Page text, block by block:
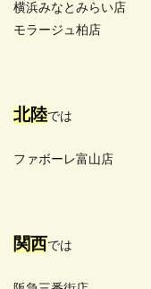
横浜みなとみらい店
モラージュ柏店
北陸では
ファボーレ富山店
関西では